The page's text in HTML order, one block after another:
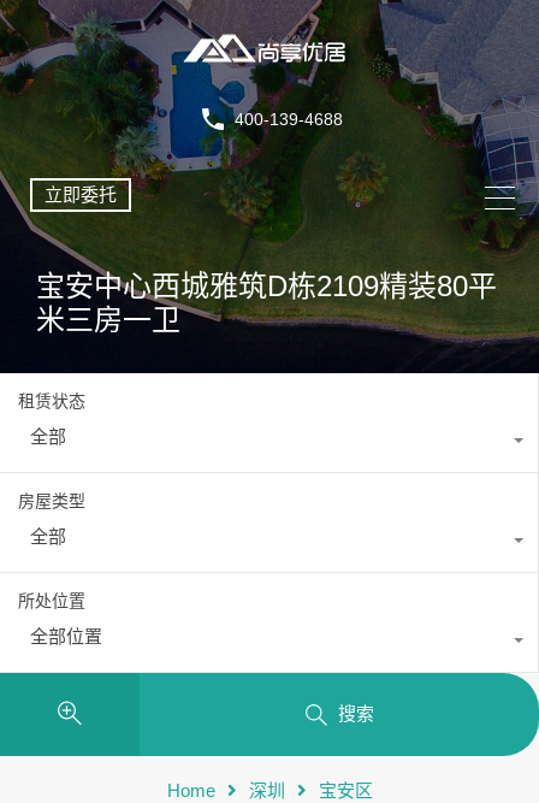
400-139-4688
立即委托
宝安中心西城雅筑D栋2109精装80平
米三房一卫
租赁状态
全部
房屋类型
全部
所处位置
全部位置
搜索
Home 深圳 宝安区